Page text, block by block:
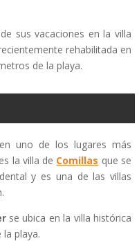
sus vacaciones en la villa
rehabilitada en
de la playa.
uno de los lugares más
la villa de Comillas que se
y es una de las villas
se ubica en la villa histórica
playa.